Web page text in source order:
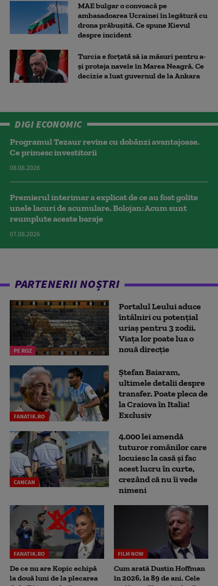
MAE bulgar o convoacă pe
ambasadoarea Ucrainei în legătură cu
drona prăbuşită. Ce spune Kievul
despre incident
Turcia e forțată să ia măsuri pentru a-
și proteja navele în Marea Neagră. Ce
decizie a luat guvernul de la Ankara
DIGI ECONOMIC
Programul Tezaur revine cu dobânzi avantajoase.
Ce primesc investitorii
08.08.2026
Premierul interimar a explicat de ce au fost golite
unele lacuri de acumulare. Bolojan: Acum sunt
reumplute aceste baraje
07.08.2026
PARTENERII NOȘTRI
PE ROZ
Portalul Leului aduce
întâlniri cu potențial
uriaș pentru 3 zodii.
Viața lor poate lua o
nouă direcție
FANATIK.RO
Ștefan Baiaram,
ultimele detalii despre
transfer. Poate pleca de
la Craiova în Italia!
Exclusiv
CANCAN
4.000 lei amendă
tuturor românilor care
locuiesc la casă și fac
acest lucru în curte,
crezând că nu îi vede
nimeni
FANATIK.RO
De ce nu are Kopic echipă
la două luni de la plecarea
FILM NOW
Cum arată Dustin Hoffman
în 2026, la 89 de ani. Cele